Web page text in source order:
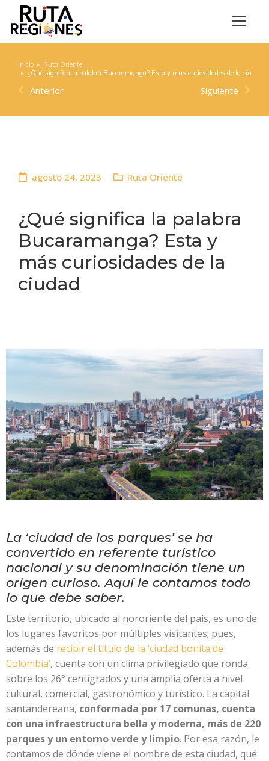
Estás aquí:
Inicio
Ruta Oriente
¿Qué significa la palabra Bucaramanga? Esta y más curiosidades de la ciudad
Anterior Siguiente
agosto 24, 2023 Ruta Oriente
¿Qué significa la palabra
Bucaramanga? Esta y
más curiosidades de la
ciudad
La ‘ciudad de los parques’ se ha
convertido en referente turístico
nacional y su denominación tiene un
origen curioso. Aquí le contamos todo
lo que debe saber.
Este territorio, ubicado al nororiente del país, es uno de
los lugares favoritos por múltiples visitantes; pues,
además de recibir el título de la ‘ciudad bonita de
Colombia’, cuenta con un clima privilegiado que ronda
sobre los 26° centígrados y una amplia oferta a nivel
cultural, comercial, gastronómico y turístico. La capital
santandereana, conformada por 17 comunas, cuenta
con una infraestructura bella y moderna, más de 220
parques y un entorno verde y limpio. Por esa razón, le
contamos de dónde viene el nombre de esta ciudad, qué